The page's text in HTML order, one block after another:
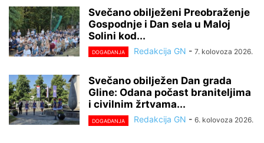
Svečano obilježeni Preobraženje
Gospodnje i Dan sela u Maloj
Solini kod...
DOGAĐANJA Redakcija GN - 7. kolovoza 2026.
Svečano obilježen Dan grada
Gline: Odana počast braniteljima
i civilnim žrtvama...
DOGAĐANJA Redakcija GN - 6. kolovoza 2026.